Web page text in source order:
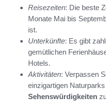
Reisezeiten: Die beste
Monate Mai bis
ist.
Unterkünfte: Es gibt
gemütlichen
Hotels.
Aktivitäten: Verpassen
einzigartigen
Sehenswürdigkeiten